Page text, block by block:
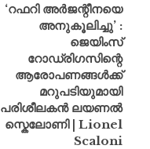
‘റഫറി അർജന്റീനയെ
അനുകൂലിച്ചു’ :
ജെയിംസ്
റോഡ്രിഗസിന്റെ
ആരോപണങ്ങൾക്ക്
മറുപടിയുമായി
പരിശീലകൻ ലയണൽ
സ്കെലോണി | Lionel
Scaloni